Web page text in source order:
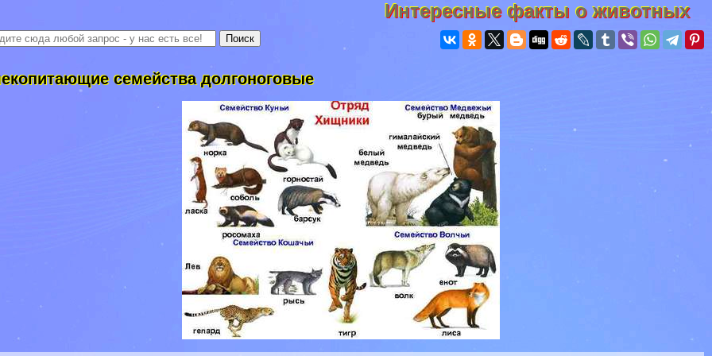
Интересные факты о животных
семейства долгоноговые